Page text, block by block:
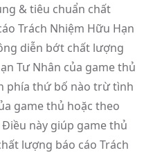
& tiêu chuẩn chất
Trách Nhiệm Hữu Hạn
diễn bớt chất lượng
Tư Nhân của game thủ
phía thứ bố nào trừ tình
game thủ hoặc theo
này giúp game thủ
lượng báo cáo Trách